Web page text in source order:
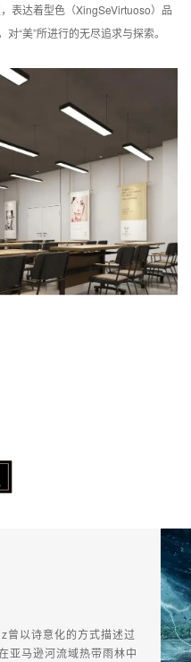
表达着型色（XingSeVirtuoso）品
“美”所进行的无尽追求与探索。
以诗意化的方式描述过
亚马逊河流域热带雨林中